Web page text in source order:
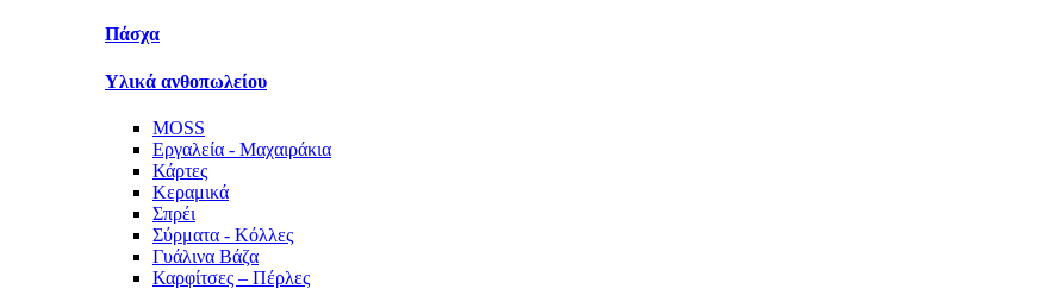
Πάσχα
Υλικά ανθοπωλείου
MOSS
Εργαλεία - Μαχαιράκια
Κάρτες
Κεραμικά
Σπρέι
Σύρματα - Κόλλες
Γυάλινα Βάζα
Καρφίτσες – Πέρλες